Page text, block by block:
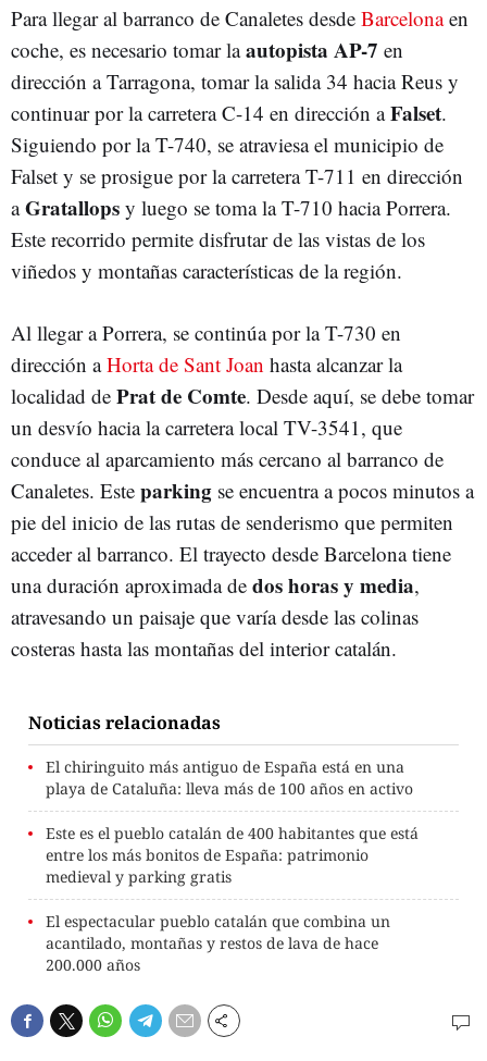
Para llegar al barranco de Canaletes desde Barcelonaen
coche, es necesario tomar laautopista AP-7 en
dirección a Tarragona, tomar la salida 34 hacia Reus y
continuar por la carretera C-14 en dirección aFalset.
Siguiendo por la T-740, se atraviesa el municipio de
Falset y se prosigue por la carretera T-711 en dirección
aGratallops y luego se toma la T-710 hacia Porrera.
Este recorrido permite disfrutar de las vistas de los
viñedos y montañas características de la región.
Al llegar a Porrera, se continúa por la T-730 en
dirección aHorta de Sant Joan hasta alcanzar la
localidad de Prat de Comte. Desde aquí, se debe tomar
un desvío hacia la carretera local TV-3541, que
conduce al aparcamiento más cercano al barranco de
Canaletes. Este parking se encuentra a pocos minutos a
pie del inicio de las rutas de senderismo que permiten
acceder al barranco. El trayecto desde Barcelona tiene
una duración aproximada de dos horas y media,
atravesando un paisaje que varía desde las colinas
costeras hasta las montañas del interior catalán.
Noticias relacionadas
El chiringuito más antiguo de España está en una
playa de Cataluña: lleva más de 100 años en activo
Este es el pueblo catalán de 400 habitantes que está
entre los más bonitos de España: patrimonio
medieval y parking gratis
El espectacular pueblo catalán que combina un
acantilado, montañas y restos de lava de hace
200.000 años